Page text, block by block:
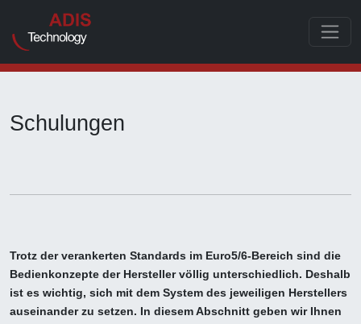
Schulungen
Trotz der verankerten Standards im Euro5/6-Bereich sind die
Bedienkonzepte der Hersteller völlig unterschiedlich. Deshalb
ist es wichtig, sich mit dem System des jeweiligen Herstellers
auseinander zu setzen. In diesem Abschnitt geben wir Ihnen